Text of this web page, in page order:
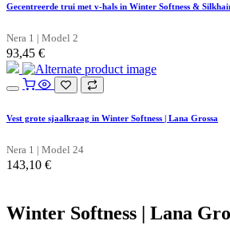
Gecentreerde trui met v-hals in Winter Softness &
Nera 1 | Model 2
93,45 €
Vest grote sjaalkraag in Winter Softness | Lana Grossa
Nera 1 | Model 24
143,10 €
Winter Softness | Lana